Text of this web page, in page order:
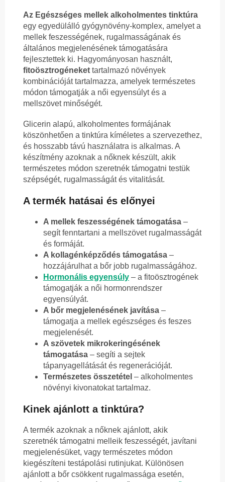
Az Egészséges mellek alkoholmentes tinktúra
egy egyedülálló gyógynövény-komplex, amelyet a
mellek feszességének, rugalmasságának és
általános megjelenésének támogatására
fejlesztettek ki. Hagyományosan használt,
fitoösztrogéneket tartalmazó növények
kombinációját tartalmazza, amelyek természetes
módon támogatják a női egyensúlyt és a
mellszövet minőségét.
Glicerin alapú, alkoholmentes formájának
köszönhetően a tinktúra kíméletes a szervezethez,
és hosszabb távú használatra is alkalmas. A
készítmény azoknak a nőknek készült, akik
természetes módon szeretnék támogatni testük
szépségét, rugalmasságát és vitalitását.
A termék hatásai és előnyei
A mellek feszességének támogatása –
segít fenntartani a mellszövet rugalmasságát
és formáját.
A kollagénképződés támogatása –
hozzájárulhat a bőr jobb rugalmasságához.
Hormonális egyensúly – a fitoösztrogének
támogatják a női hormonrendszer
egyensúlyát.
A bőr megjelenésének javítása –
támogatja a mellek egészséges és feszes
megjelenését.
A szövetek mikrokeringésének
támogatása – segíti a sejtek
tápanyagellátását és regenerációját.
Természetes összetétel – alkoholmentes
növényi kivonatokat tartalmaz.
Kinek ajánlott a tinktúra?
A termék azoknak a nőknek ajánlott, akik
szeretnék támogatni melleik feszességét, javítani
megjelenésüket, vagy természetes módon
kiegészíteni testápolási rutinjukat. Különösen
ajánlott a bőr csökkent rugalmassága esetén,